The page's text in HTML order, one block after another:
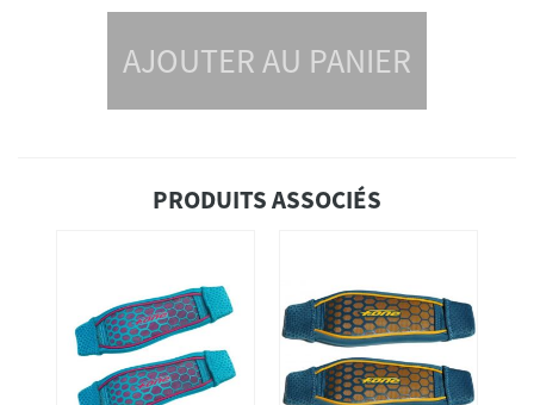
AJOUTER AU PANIER
PRODUITS ASSOCIÉS